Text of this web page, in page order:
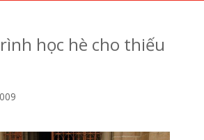
học hè cho thiếu